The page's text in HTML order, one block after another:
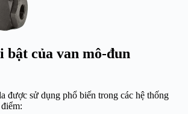
bật của van mô-đun
được sử dụng phổ biến trong các hệ thống